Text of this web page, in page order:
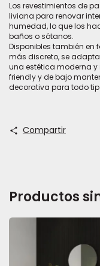
Los revestimientos de
liviana para renovar
humedad, lo que los
baños o sótanos.
Disponibles también en
más discreto, se
una estética moderna
friendly y de bajo
decorativa para todo
Compartir
Productos